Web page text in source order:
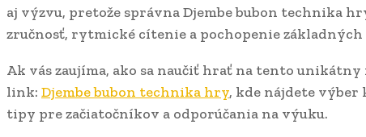
aj výzvu, pretože správna Djembe bubon technika
zručnosť, rytmické cítenie a pochopenie
Ak vás zaujíma, ako sa naučiť hrať na tento
link: Djembe bubon technika hry, kde nájdete
tipy pre začiatočníkov a odporúčania na výuku.